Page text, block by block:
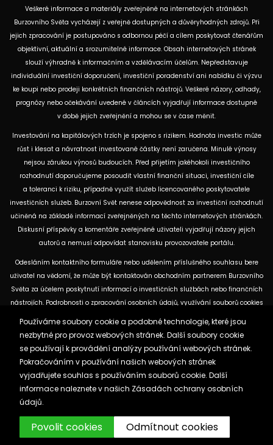
Veškeré informace a materiály zveřejněné na internetových stránkách
Burzovního Světa vycházejí z veřejně dostupných a důvěryhodných zdrojů. Při
jejich zpracování je postupováno s odbornou péčí a cílem poskytovat čtenářům
objektivní, aktuální a srozumitelné informace. Obsah internetových stránek
slouží výhradně k informačním a vzdělávacím účelům. Nepředstavuje
individuální investiční doporučení, investiční poradenství ani nabídku či výzvu
ke koupi nebo prodeji konkrétních finančních nástrojů. Veškeré názory, odhady,
prognózy nebo očekávání uvedené v článcích vyjadřují informace dostupné
v době jejich zveřejnění a mohou se v čase měnit.
Investování na kapitálových trzích je spojeno s rizikem. Hodnota investic může
růst i klesat a návratnost investované částky není zaručena. Minulé výnosy
nejsou zárukou výnosů budoucích. Před přijetím jakéhokoli investičního
rozhodnutí doporučujeme posoudit vlastní finanční situaci, investiční cíle
a toleranci k riziku, případně využít služeb licencovaného poskytovatele
investičních služeb. Burzovní Svět nenese odpovědnost za investiční rozhodnutí
učiněná na základě informací zveřejněných na těchto internetových stránkách.
Diskusní příspěvky a komentáře zveřejněné uživateli vyjadřují názory jejich
autorů a nemusí odpovídat stanovisku provozovatele portálu.
Odesláním kontaktního formuláře nebo udělením příslušného souhlasu bere
uživatel na vědomí, že může být kontaktován obchodním partnerem Burzovního
Světa za účelem poskytnutí informací o investičních službách nebo finančních
nástrojích. Podrobnosti o zpracování osobních údajů, využívání souborů cookies
dostupných na těchto internetových stránkách. U jednotlivých článků mohou
být uvedeny informace o použitých zdrojích, datu původní analýzy nebo datu,
ke kterému se vztahují uvedené tržní údaje.
Zásady ochrany osobních údajů a cookies
Reklama
Burzovnisvet.cz © 2026
Používáme soubory cookie a podobné technologie, které jsou
nezbytné pro provoz webových stránek. Další soubory cookie
se používají k provádění analýzy používání webových stránek.
Pokračováním v používání našich webových stránek
vyjadřujete souhlas s používáním souborů cookie. Další
informace naleznete v našich Zásadách ochrany osobních
údajů.
Povolit cookies Odmítnout cookies